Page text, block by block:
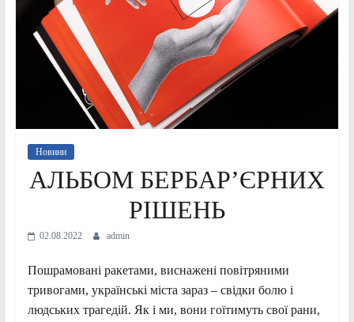
Новини
АЛЬБОМ БЕРБАР’ЄРНИХ
РІШЕНЬ
02.08.2022 admin
Пошрамовані ракетами, виснажені повітряними
тривогами, українські міста зараз – свідки болю і
людських трагедій. Як і ми, вони гоїтимуть свої рани,